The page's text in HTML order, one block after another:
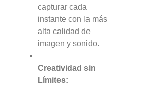
capturar cada
instante con la más
alta calidad de
imagen y sonido.
Creatividad sin
Límites: